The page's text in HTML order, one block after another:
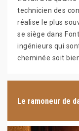
technicien des
réalise le plus
se siège dans
ingénieurs qui
cheminée soit
Le ramoneur de